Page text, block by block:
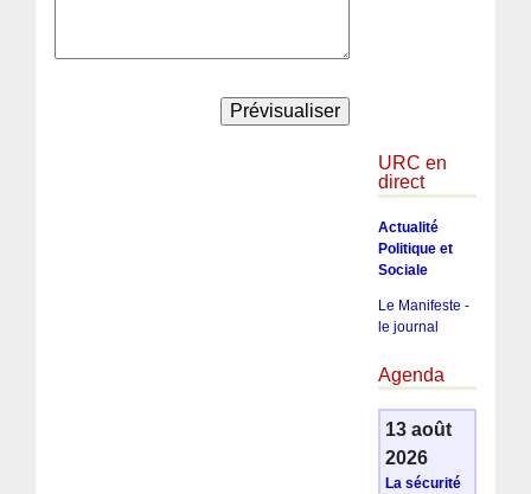
URC en
direct
Actualité
Politique et
Sociale
Le Manifeste -
le journal
Agenda
13 août
2026
La sécurité